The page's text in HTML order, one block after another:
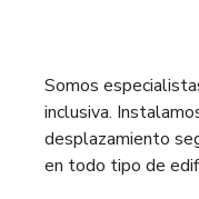
Somos
inclusiva.
desplazamiento
en todo tipo de